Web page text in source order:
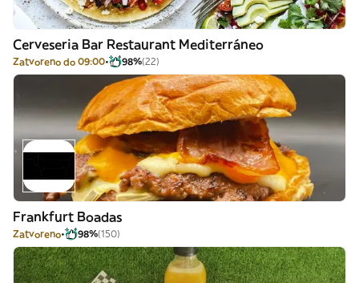
Cerveseria Bar Restaurant Mediterráneo
Zatvoreno do 09:00 98%(22)
Frankfurt Boadas
Zatvoreno 98%(150)